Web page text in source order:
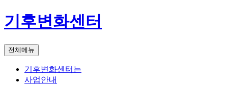
기후변화센터
전체메뉴
기후변화센터는
사업안내